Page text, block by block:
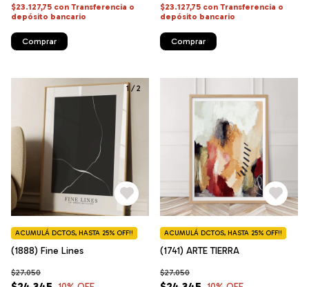
$23.127,75 con Transferencia o
depósito bancario
Comprar
$23.127,75 con Transferencia o
depósito bancario
Comprar
1 /2
(1888) Fine Lines
$27.050
ACUMULÁ DCTOS, HASTA 25% OFF!!
(1741) ARTE TIERRA
$27.050
ACUMULÁ DCTOS, HASTA 25% OFF!!